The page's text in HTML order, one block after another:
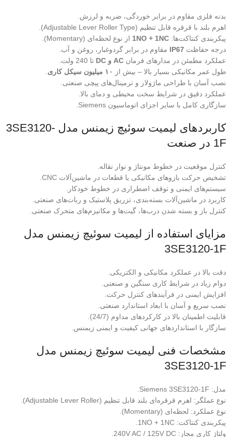
بدنه فلزی مقاوم در برابر خوردگی، ضربه و لرزش.
اهرم بلند با قرقره قابل تنظیم (Adjustable Lever Roller Type).
پیکربندی کنتاکت‌ها: 1NO + 1NC از نوع لحظه‌ای (Momentary).
درجه حفاظت IP67 مقاوم در برابر گردوغبار، روغن و آب.
عملکرد مطمئن در مدارهای فرمان AC و DC
تا 240 ولت.
طول عمر مکانیکی بسیار بالا – بیش از
۱۰ میلیون سیکل کاری
نصب آسان با طراحی ماژولار و ترمینال‌های پیچی صنعتی.
عملکرد دقیق در شرایط سخت محیطی و دمای بالا.
سازگاری کامل با سایر اجزای اتوماسیون Siemens.
کاربردهای لیمیت سوئیچ زیمنس مدل 3SE3120-
1F در صنعت
کنترل موقعیت در خطوط مونتاژ و نوار نقاله.
تشخیص حرکت بازوهای مکانیکی یا قطعات در ماشین‌آلات CNC.
سیستم‌های ایمنی و توقف اضطراری در خطوط خودکار.
کاربرد در ماشین‌آلات بسته‌بندی، تزریق پلاستیک و ربات‌های صنعتی.
کنترل باز و بسته شدن درب‌ها، گیت‌ها و مکانیزم‌های متحرک صنعتی.
مزایای استفاده از لیمیت سوئیچ زیمنس مدل
3SE3120-1F
دقت بالا در عملکرد مکانیکی و الکتریکی.
دوام زیاد در شرایط کاری سنگین و صنعتی.
افزایش ایمنی در فرآیندهای کنترل حرکت.
نصب سریع و آسان با ابعاد استاندارد صنعتی.
قابلیت اطمینان بالا در کارکردهای مداوم (24/7).
سازگار با استانداردهای جهانی کیفیت و ایمنی زیمنس.
مشخصات فنی لیمیت سوئیچ زیمنس مدل
3SE3120-1F
مدل: Siemens 3SE3120-1F.
نوع عملگر: اهرم قرقره‌ای بلند قابل تنظیم (Adjustable Lever Roller).
نوع عملکرد: لحظه‌ای (Momentary).
پیکربندی کنتاکت: 1NO + 1NC.
ولتاژ کاری مجاز: 240V AC / 125V DC.